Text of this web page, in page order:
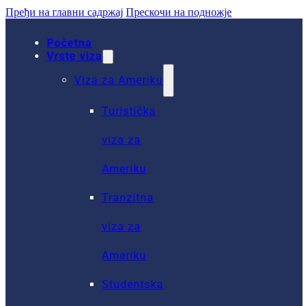
Пређи на главни садржај Прескочи на подножје
Početna
Vrste viza
Viza za Ameriku
Turistička
viza za
Ameriku
Tranzitna
viza za
Ameriku
Studentska